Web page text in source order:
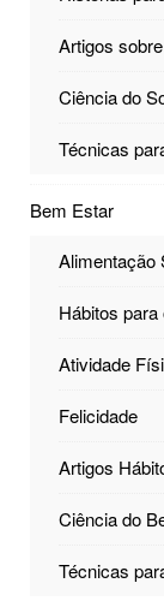
Artigos
Ciência do
Técnicas
Bem Estar
Alimentação
Hábitos
Atividade
Felicidade
Artigos
Ciência do
Técnicas